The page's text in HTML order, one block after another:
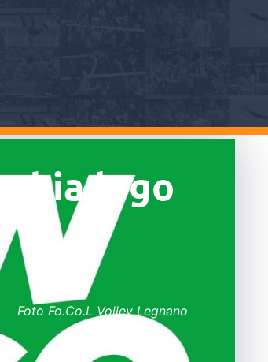
logo
Foto Fo.Co.L Volley Legnano